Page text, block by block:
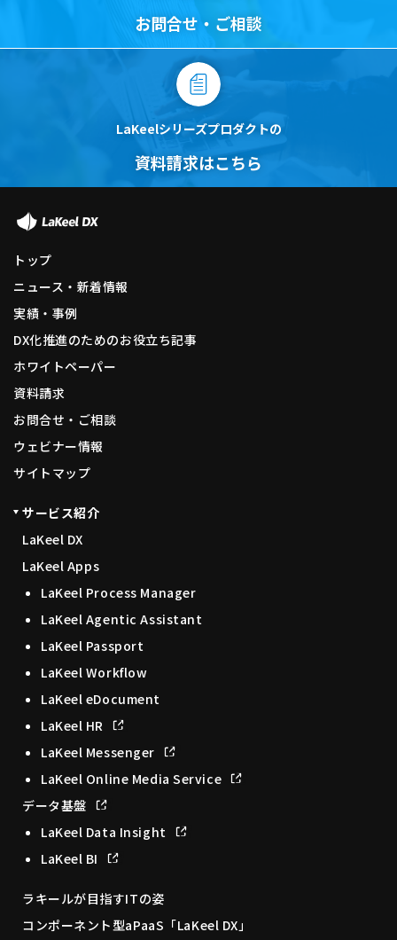
お問合せ・ご相談
LaKeelシリーズプロダクトの
資料請求はこちら
トップ
ニュース・新着情報
実績・事例
DX化推進のためのお役立ち記事
ホワイトペーパー
資料請求
お問合せ・ご相談
ウェビナー情報
サイトマップ
サービス紹介
LaKeel DX
LaKeel Apps
LaKeel Process Manager
LaKeel Agentic Assistant
LaKeel Passport
LaKeel Workflow
LaKeel eDocument
LaKeel HR
LaKeel Messenger
LaKeel Online Media Service
データ基盤
LaKeel Data Insight
LaKeel BI
ラキールが目指すITの姿
コンポーネント型aPaaS「LaKeel DX」